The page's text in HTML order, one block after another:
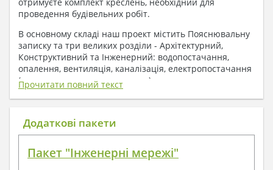
проведення будівельних робіт.
В основному складі наш проект містить Пояснювальну
записку та три великих розділи - Архітектурний,
Конструктивний та Інженерний: водопостачання,
опалення, вентиляція, каналізація, електропостачання
( купується за додаткову плату ).
1. До складу Архітектурного розділу
входять:
План покрівлі
Прочитати повний текст
Додаткові пакети
Пакет "Інженерні мережі"